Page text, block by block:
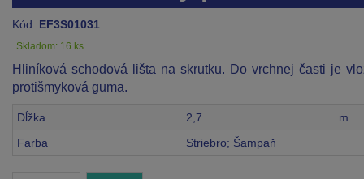
Kód: EF3S01031
Skladom: 16 ks
Hliníková schodová lišta na skrutku. Do vrchnej časti je
protišmyková guma.
Dĺžka 2,7
m
Farba
Striebro; Šampaň